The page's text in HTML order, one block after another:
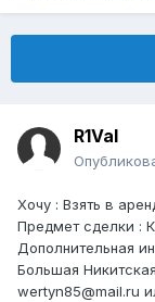
R1Val
Хочу : Взять в
Предмет сделки :
Дополнительная
Большая
wertyn85@mail.ru